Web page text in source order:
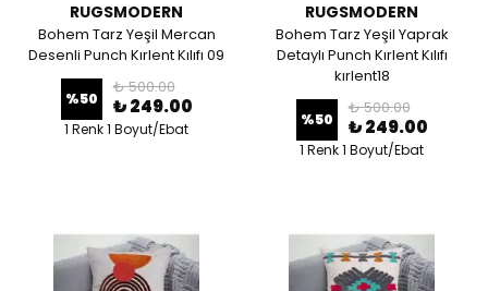
RUGSMODERN
Bohem Tarz Yeşil Mercan
Desenli Punch Kırlent Kılıfı 09
%50
₺ 500.00
₺ 249.00
1 Renk 1 Boyut/Ebat
RUGSMODERN
Bohem Tarz Yeşil Yaprak
Detaylı Punch Kırlent Kılıfı
kırlent18
%50
₺ 500.00
₺ 249.00
1 Renk 1 Boyut/Ebat